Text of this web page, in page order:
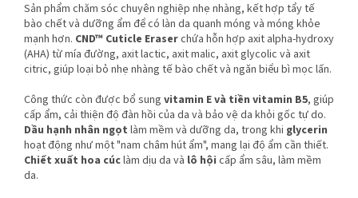
Sản phẩm chăm sóc chuyên nghiệp nhẹ nhàng, kết hợp tẩy tế
bào chết và dưỡng ẩm để có làn da quanh móng và móng khỏe
mạnh hơn. CND™ Cuticle Eraserchứa hỗn hợp axit alpha-hydroxy
(AHA) từ mía đường, axit lactic, axit malic, axit glycolic và axit
citric, giúp loại bỏ nhẹ nhàng tế bào chết và ngăn biểu bì mọc lấn.
Công thức còn được bổ sung vitamin E và tiền vitamin B5, giúp
cấp ẩm, cải thiện độ đàn hồi của da và bảo vệ da khỏi gốc tự do.
Dầu hạnh nhân ngọt làm mềm và dưỡng da, trong khi glycerin
hoạt động như một "nam châm hút ẩm", mang lại độ ẩm cần thiết.
Chiết xuất hoa cúclàm dịu da và lô hội cấp ẩm sâu, làm mềm
da.